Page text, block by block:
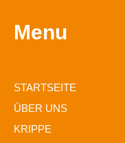
Menu
STARTSEITE
ÜBER UNS
KRIPPE